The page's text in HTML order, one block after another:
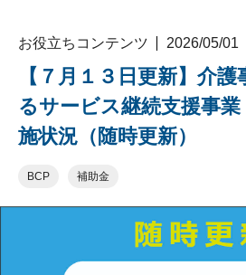
お役立ちコンテンツ 2026/05/01
【７月１３日更新】介
るサービス継続支援事
施状況（随時更新）
BCP 補助金